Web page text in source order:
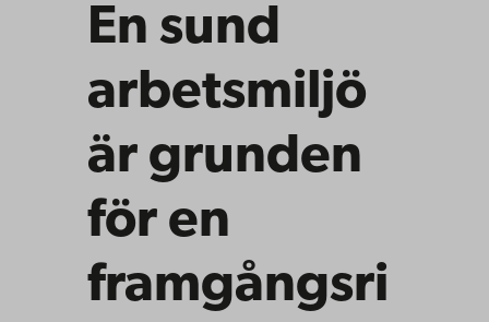
En sund
arbetsmiljö
är grunden
för en
framgångsri